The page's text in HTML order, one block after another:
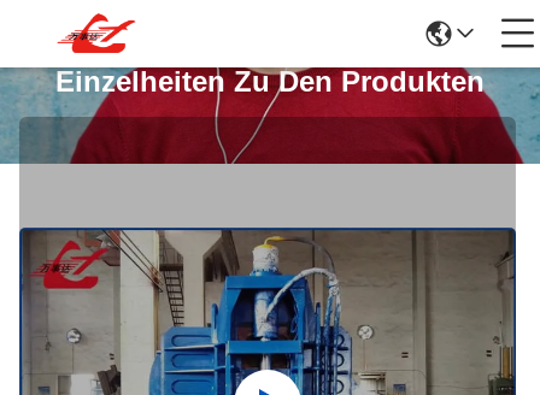
Einzelheiten Zu Den Produkten